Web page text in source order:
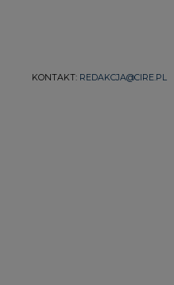
KONTAKT: REDAKCJA@CIRE.PL